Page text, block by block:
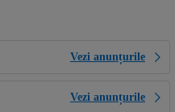
Vezi anunțurile
Vezi anunțurile